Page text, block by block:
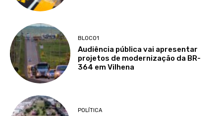
BLOCO1
Audiência pública vai apresentar
projetos de modernização da BR-
364 em Vilhena
POLÍTICA